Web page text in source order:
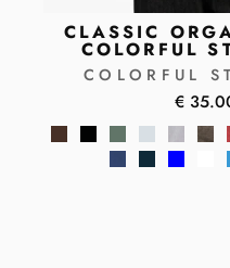
CLASSIC
COLORFUL
COLORFUL
€